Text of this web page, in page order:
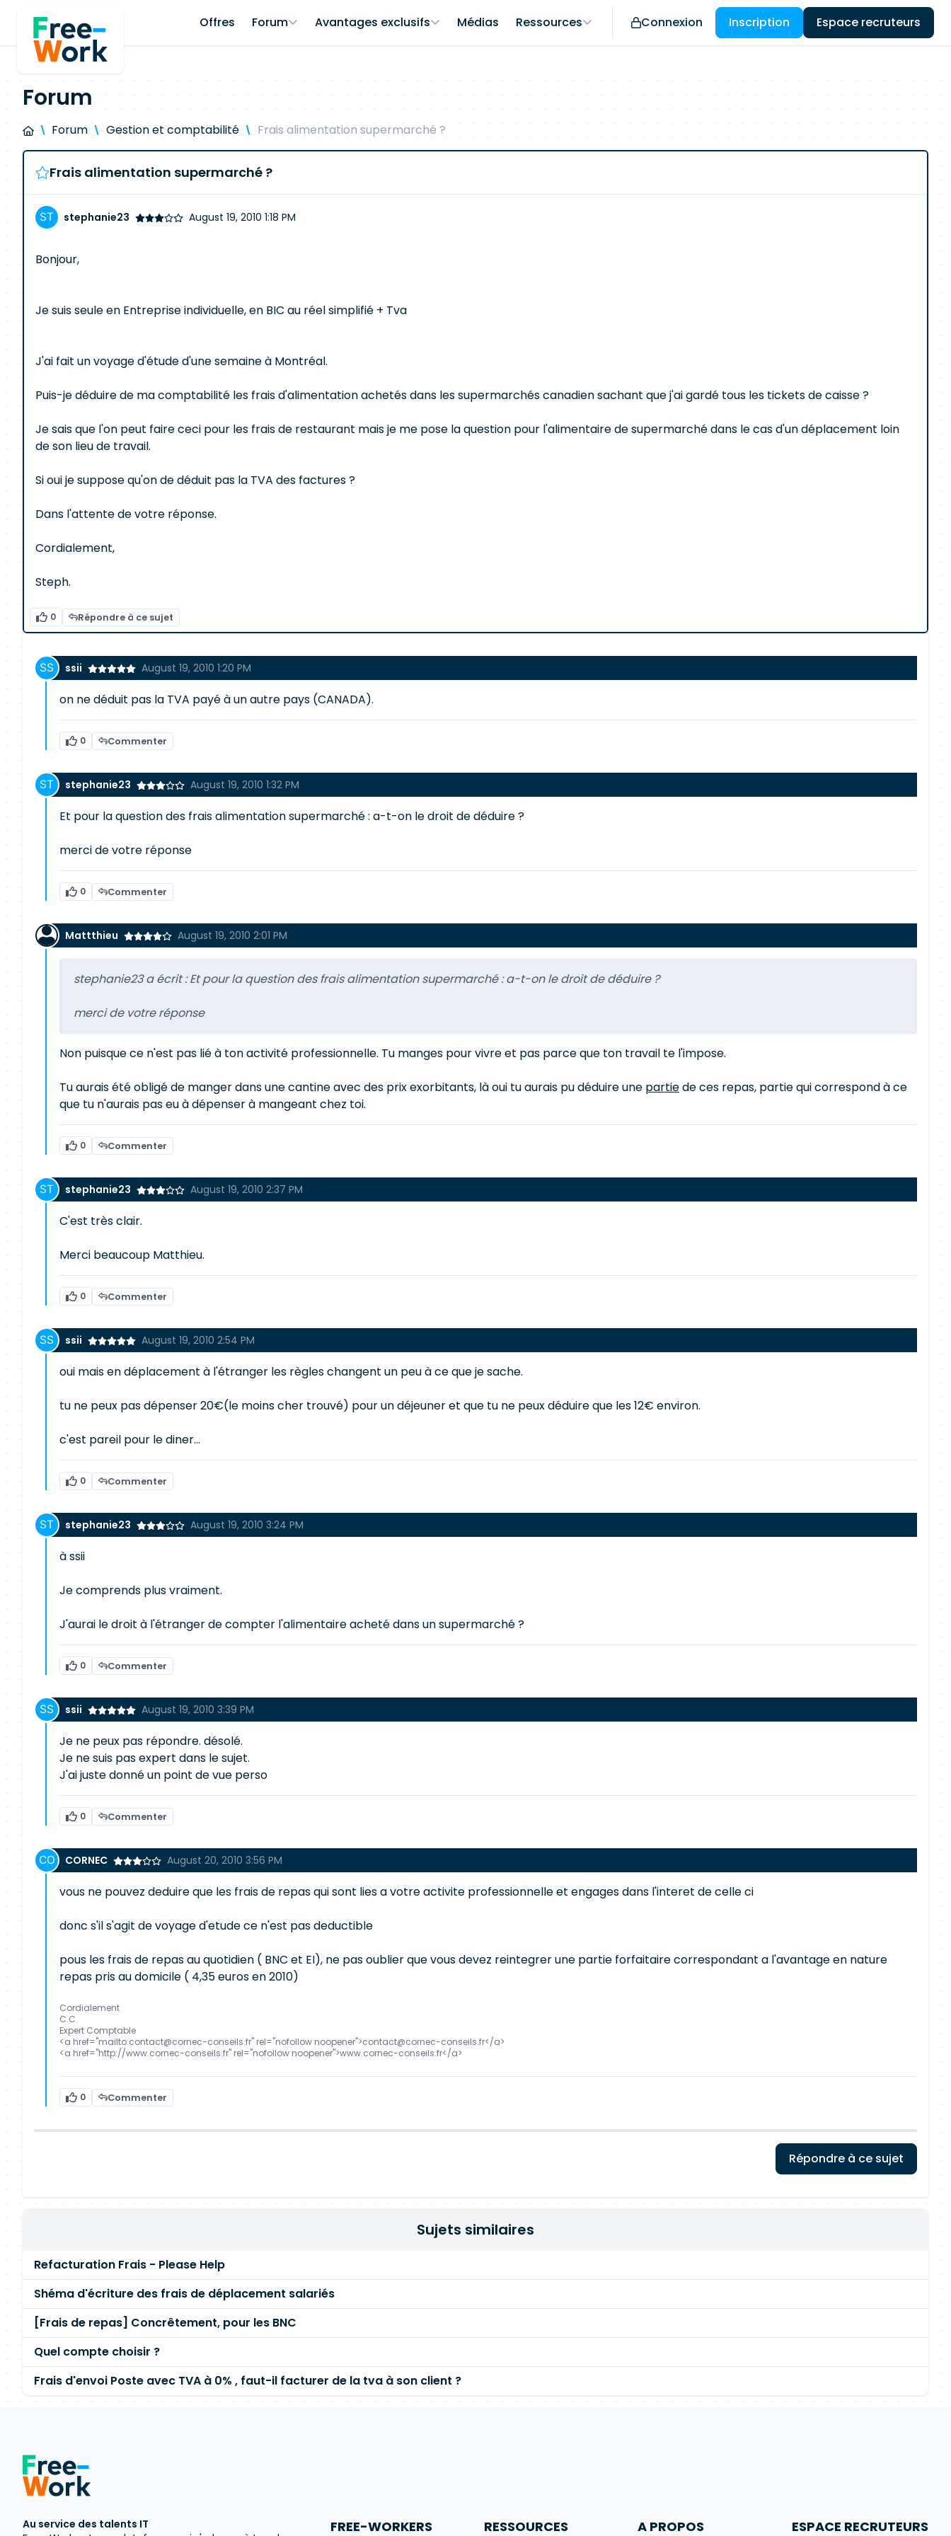
Offres Forum Avantages exclusifs Médias Ressources Connexion Inscription Espace recruteurs
Forum
Forum Gestion et comptabilité Frais alimentation supermarché ?
Frais alimentation supermarché ?
stephanie23 August 19, 2010 1:18 PM
Bonjour,
Je suis seule en Entreprise individuelle, en BIC au réel simplifié + Tva
J'ai fait un voyage d'étude d'une semaine à Montréal.
Puis-je déduire de ma comptabilité les frais d'alimentation achetés dans les supermarchés canadien sachant que j'ai gardé tous les tickets de caisse ?
Je sais que l'on peut faire ceci pour les frais de restaurant mais je me pose la question pour l'alimentaire de supermarché dans le cas d'un déplacement loin
de son lieu de travail.
Si oui je suppose qu'on de déduit pas la TVA des factures ?
Dans l'attente de votre réponse.
Cordialement,
Steph.
0 Répondre à ce sujet
ssii August 19, 2010 1:20 PM
on ne déduit pas la TVA payé à un autre pays (CANADA).
0 Commenter
stephanie23 August 19, 2010 1:32 PM
Et pour la question des frais alimentation supermarché : a-t-on le droit de déduire ?
merci de votre réponse
0 Commenter
Mattthieu August 19, 2010 2:01 PM
stephanie23 a écrit :Et pour la question des frais alimentation supermarché : a-t-on le droit de déduire ?
merci de votre réponse
Non puisque ce n'est pas lié à ton activité professionnelle. Tu manges pour vivre et pas parce que ton travail te l'impose.
Tu aurais été obligé de manger dans une cantine avec des prix exorbitants, là oui tu aurais pu déduire une partiede ces repas, partie qui correspond à ce
que tu n'aurais pas eu à dépenser à mangeant chez toi.
0 Commenter
stephanie23 August 19, 2010 2:37 PM
C'est très clair.
Merci beaucoup Matthieu.
0 Commenter
ssii August 19, 2010 2:54 PM
oui mais en déplacement à l'étranger les règles changent un peu à ce que je sache.
tu ne peux pas dépenser 20€(le moins cher trouvé) pour un déjeuner et que tu ne peux déduire que les 12€ environ.
c'est pareil pour le diner...
0 Commenter
stephanie23 August 19, 2010 3:24 PM
à ssii
Je comprends plus vraiment.
J'aurai le droit à l'étranger de compter l'alimentaire acheté dans un supermarché ?
0 Commenter
ssii August 19, 2010 3:39 PM
Je ne peux pas répondre. désolé.
Je ne suis pas expert dans le sujet.
J'ai juste donné un point de vue perso
0 Commenter
CORNEC August 20, 2010 3:56 PM
vous ne pouvez deduire que les frais de repas qui sont lies a votre activite professionnelle et engages dans l'interet de celle ci
donc s'il s'agit de voyage d'etude ce n'est pas deductible
pous les frais de repas au quotidien ( BNC et EI), ne pas oublier que vous devez reintegrer une partie forfaitaire correspondant a l'avantage en nature
repas pris au domicile ( 4,35 euros en 2010)
Cordialement
C.C.
Expert Comptable
<a href="mailto:contact@cornec-conseils.fr" rel="nofollow noopener">contact@cornec-conseils.fr</a>
<a href="http://www.cornec-conseils.fr" rel="nofollow noopener">www.cornec-conseils.fr</a>
0 Commenter
Répondre à ce sujet
Sujets similaires
Refacturation Frais - Please Help
Shéma d'écriture des frais de déplacement salariés
[Frais de repas] Concrêtement, pour les BNC
Quel compte choisir ?
Frais d'envoi Poste avec TVA à 0% , faut-il facturer de la tva à son client ?
Au service des talents IT
FREE-WORKERS RESSOURCES A PROPOS ESPACE RECRUTEURS